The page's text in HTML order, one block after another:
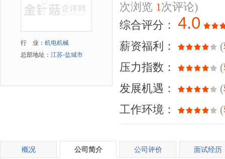
行 业： 机电机械
总部地址： 江苏-盐城市
次浏览 1次评论)
综合评分： 4.0
薪资福利： (
压力指数：
(
发展机遇：
(
工作环境：
(
概况 公司简介 公司评价 面试经历